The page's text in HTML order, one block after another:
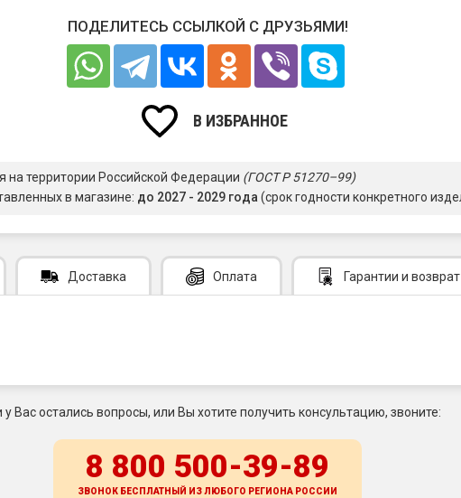
ПОДЕЛИТЕСЬ ССЫЛКОЙ С ДРУЗЬЯМИ!
В ИЗБРАННОЕ
на территории Российской Федерации (ГОСТ Р 51270–99)
в магазине: до 2027 - 2029 года(срок годности конкретного
Доставка Оплата Гарантии и возврат
у Вас остались вопросы, или Вы хотите получить консультацию, звоните:
8 800 500-39-89
ЗВОНОК БЕСПЛАТНЫЙ ИЗ ЛЮБОГО РЕГИОНА РОССИИ